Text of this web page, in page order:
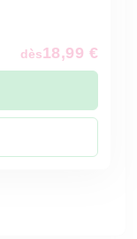
dès18,99 €